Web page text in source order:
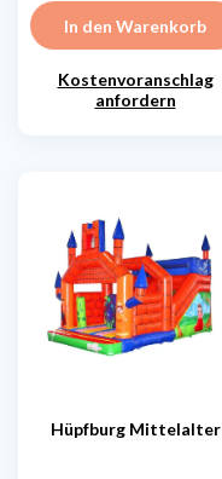
In den Warenkorb
Kostenvoranschlag
anfordern
Hüpfburg Mittelalter